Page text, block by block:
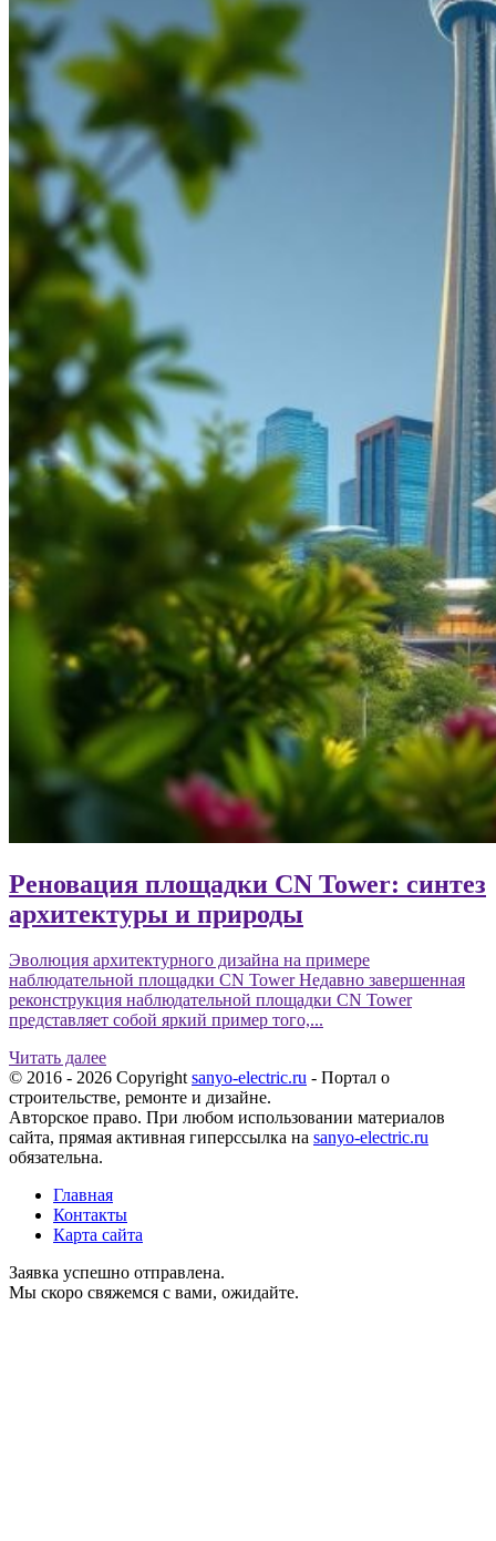
Реновация площадки CN Tower: синтез
архитектуры и природы
Эволюция архитектурного дизайна на примере
наблюдательной площадки CN Tower Недавно завершенная
реконструкция наблюдательной площадки CN Tower
представляет собой яркий пример того,...
Читать далее
© 2016 - 2026 Copyrightsanyo-electric.ru - Портал о
строительстве, ремонте и дизайне.
Авторское право. При любом использовании материалов
сайта, прямая активная гиперссылка на sanyo-electric.ru
обязательна.
Главная
Контакты
Карта сайта
Заявка успешно отправлена.
Мы скоро свяжемся с вами, ожидайте.